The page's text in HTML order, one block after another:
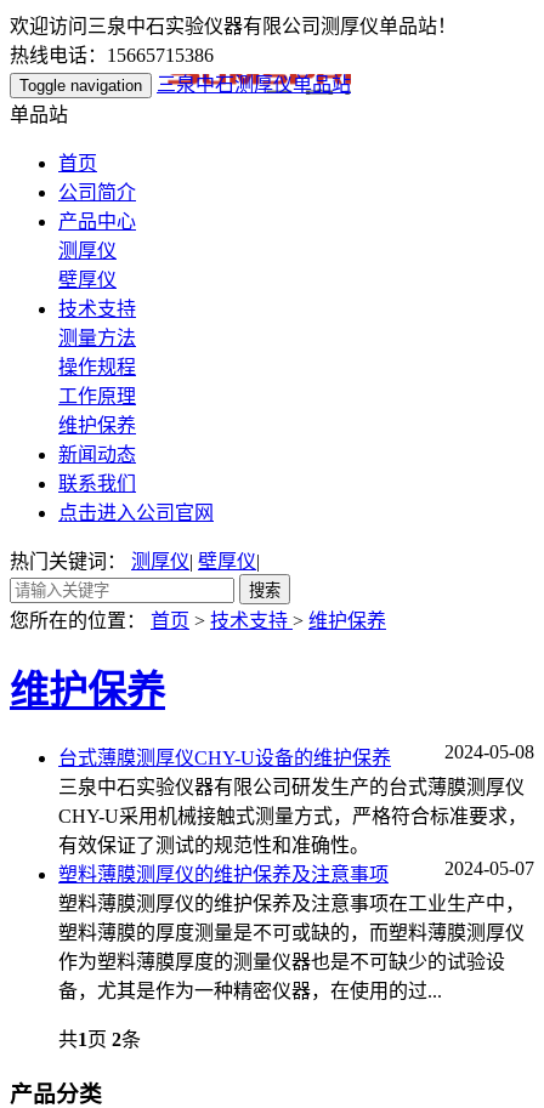
欢迎访问三泉中石实验仪器有限公司测厚仪单品站！
热线电话：15665715386
Toggle navigation
三泉中石测厚仪单品站
单品站
首页
公司简介
产品中心
测厚仪
壁厚仪
技术支持
测量方法
操作规程
工作原理
维护保养
新闻动态
联系我们
点击进入公司官网
热门关键词： 测厚仪| 壁厚仪|
您所在的位置： 首页 > 技术支持 > 维护保养
维护保养
台式薄膜测厚仪CHY-U设备的维护保养
2024-05-08
三泉中石实验仪器有限公司研发生产的台式薄膜测厚仪
CHY-U采用机械接触式测量方式，严格符合标准要求，
有效保证了测试的规范性和准确性。
塑料薄膜测厚仪的维护保养及注意事项
2024-05-07
塑料薄膜测厚仪的维护保养及注意事项在工业生产中，
塑料薄膜的厚度测量是不可或缺的，而塑料薄膜测厚仪
作为塑料薄膜厚度的测量仪器也是不可缺少的试验设
备，尤其是作为一种精密仪器，在使用的过...
共1页 2条
产品分类